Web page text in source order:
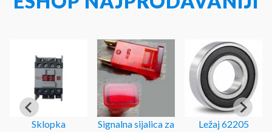
Sklopka
Signalna sijalica za
Ležaj 62205